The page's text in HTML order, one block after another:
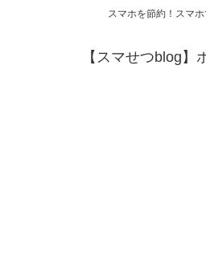
スマホを節約！スマホ
【スマせつblog】